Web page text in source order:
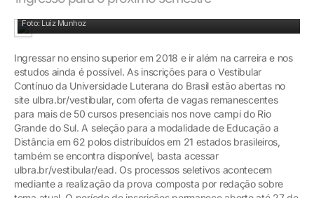
Foto: Luiz Munhoz
Ingressar no ensino superior em 2018 e ir além na carreira e nos
estudos ainda é possível. As inscrições para o Vestibular
Contínuo da Universidade Luterana do Brasil estão abertas no
site ulbra.br/vestibular, com oferta de vagas remanescentes
para mais de 50 cursos presenciais nos nove campi do Rio
Grande do Sul. A seleção para a modalidade de Educação a
Distância em 62 polos distribuídos em 21 estados brasileiros,
também se encontra disponível, basta acessar
ulbra.br/vestibular/ead. Os processos seletivos acontecem
mediante a realização da prova composta por redação sobre